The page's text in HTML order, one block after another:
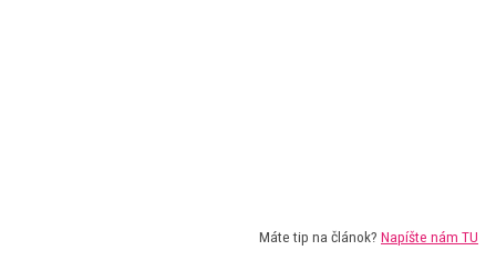
Máte tip na článok? Napíšte nám TU